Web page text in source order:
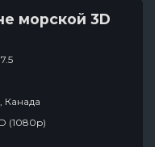
морской 3D
(1080p)